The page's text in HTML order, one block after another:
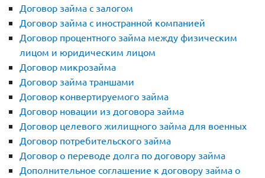
Договор займа с залогом
Договор займа с иностранной компанией
Договор процентного займа между физическим
лицом и юридическим лицом
Договор микрозайма
Договор займа траншами
Договор конвертируемого займа
Договор новации из договора займа
Договор целевого жилищного займа для военных
Договор потребительского займа
Договор о переводе долга по договору займа
Дополнительное соглашение к договору займа о